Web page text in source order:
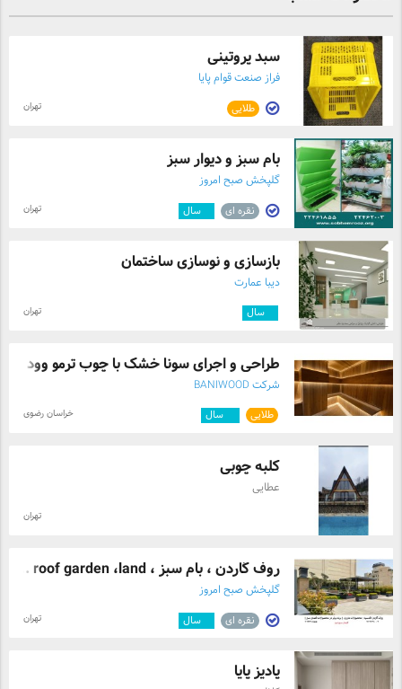
شده *اجرای دقیق و حرفه ای با بهترین متریال ها *تضمین
ویژه بهره مند شوید و خانه یا محیط کاری خود را متحول
کنید! همین امروز تماس بگیرید و قدم اول را برای ساخت
سبد پروتینی
فراز صنعت قوام پایا
طلایی تهران
بام سبز و دیوار سبز
گلپخش صبح امروز
نقره ای سال تهران
بازسازی و نوسازی ساختمان
دیبا عمارت
سال تهران
طراحی و اجرای سونا خشک با چوب ترمو وود
شرکت BANIWOOD
طلایی سال خراسان رضوی
کلبه چوبی
عطایی
تهران
روف گاردن ، بام سبز ، roof garden ،land ...
گلپخش صبح امروز
نقره ای سال تهران
پادیز پایا